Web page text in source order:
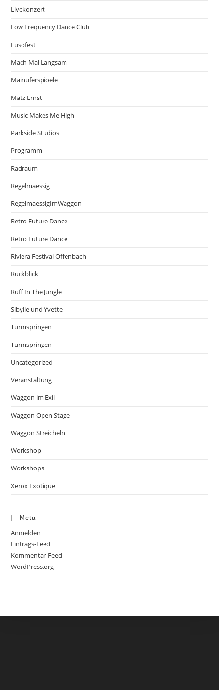
Livekonzert
Low Frequency Dance Club
Lusofest
Mach Mal Langsam
Mainuferspioele
Matz Ernst
Music Makes Me High
Parkside Studios
Programm
Radraum
Regelmaessig
RegelmaessigImWaggon
Retro Future Dance
Retro Future Dance
Riviera Festival Offenbach
Rückblick
Ruff In The Jungle
Sibylle und Yvette
Turmspringen
Turmspringen
Uncategorized
Veranstaltung
Waggon im Exil
Waggon Open Stage
Waggon Streicheln
Workshop
Workshops
Xerox Exotique
Meta
Anmelden
Eintrags-Feed
Kommentar-Feed
WordPress.org